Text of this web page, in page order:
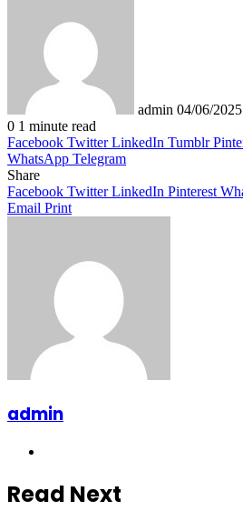
admin 04/06/2025
0 1 minute read
Facebook Twitter LinkedIn Tumblr
WhatsApp Telegram
Share
Facebook Twitter LinkedIn Pinterest
Email Print
admin
Read Next